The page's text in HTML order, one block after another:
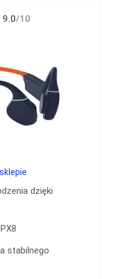
9.0/10
dzięki
stabilnego